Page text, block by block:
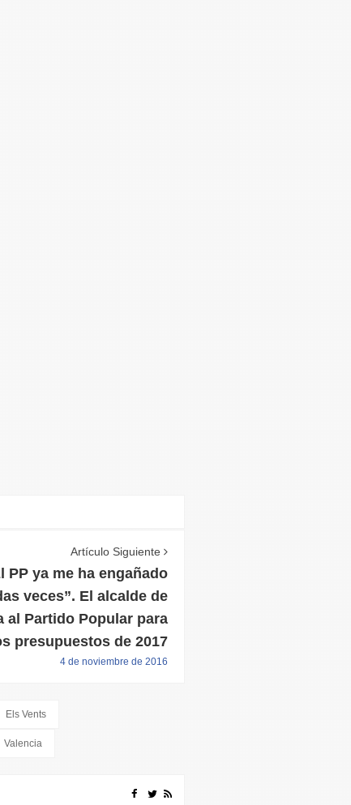
Artículo Siguiente
PP ya me ha engañado
veces”. El alcalde de
al Partido Popular para
presupuestos de 2017
4 de noviembre de 2016
Els Vents
Valencia